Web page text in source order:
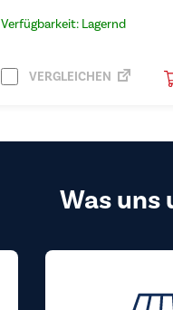
Verfügbarkeit: Lagernd
VERGLEICHEN
Was uns